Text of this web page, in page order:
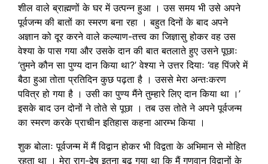
शील वाले ब्राह्मणों के घर में उत्पन्न हुआ । उस समय भी उसे अपने
पूर्वजन्म की बातों का स्मरण बना रहा । बहुत दिनों के बाद अपने
अज्ञान को दूर करने वाले कल्याण-तत्त्व का जिज्ञासु होकर वह उस
वेश्या के पास गया और उसके दान की बात बतलाते हुए उसने पूछाः
‘तुमने कौन सा पुण्य दान किया था?’ वेश्या ने उत्तर दियाः ‘वह पिंजरे में
बैठा हुआ तोता प्रतिदिन कुछ पढ़ता है । उससे मेरा अन्तःकरण
पवित्र हो गया है । उसी का पुण्य मैंने तुम्हारे लिए दान किया था ।’
इसके बाद उन दोनों ने तोते से पूछा । तब उस तोते ने अपने पूर्वजन्म
का स्मरण करके प्राचीन इतिहास कहना आरम्भ किया ।
शुक बोलाः पूर्वजन्म में मैं विद्वान होकर भी विद्वता के अभिमान से मोहित
रहता था । मेरा राग-द्वेष इतना बढ़ गया था कि मैं गुणवान विद्वानों के